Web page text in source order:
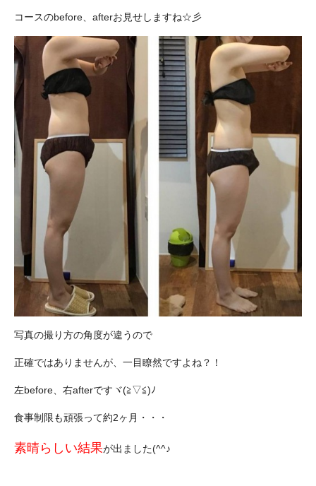
コースのbefore、afterお見せしますね☆彡
写真の撮り方の角度が違うので
正確ではありませんが、一目瞭然ですよね？！
左before、右afterですヾ(≧▽≦)ﾉ
食事制限も頑張って約2ヶ月・・・
素晴らしい結果が出ました(^^♪